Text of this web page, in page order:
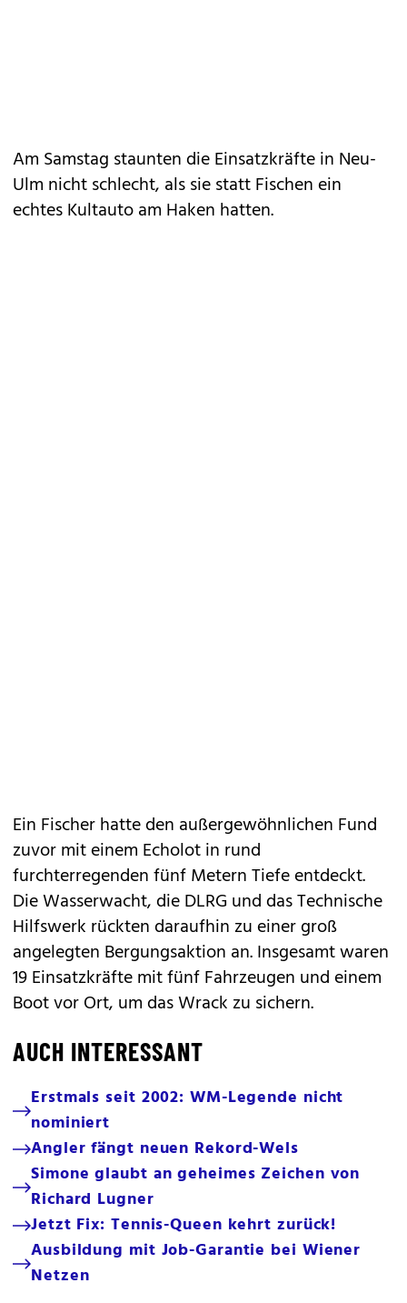
Am Samstag staunten die Einsatzkräfte in Neu-
Ulm nicht schlecht, als sie statt Fischen ein
echtes Kultauto am Haken hatten.
Ein Fischer hatte den außergewöhnlichen Fund
zuvor mit einem Echolot in rund
furchterregenden fünf Metern Tiefe entdeckt.
Die Wasserwacht, die DLRG und das Technische
Hilfswerk rückten daraufhin zu einer groß
angelegten Bergungsaktion an. Insgesamt waren
19 Einsatzkräfte mit fünf Fahrzeugen und einem
Boot vor Ort, um das Wrack zu sichern.
AUCH INTERESSANT
Erstmals seit 2002: WM-Legende nicht
nominiert
Angler fängt neuen Rekord-Wels
Simone glaubt an geheimes Zeichen von
Richard Lugner
Jetzt Fix: Tennis-Queen kehrt zurück!
Ausbildung mit Job-Garantie bei Wiener
Netzen